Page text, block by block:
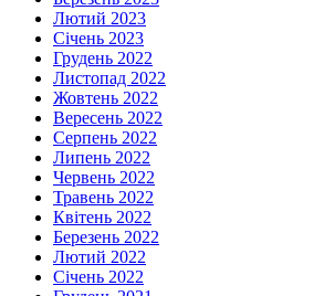
Лютий 2023
Січень 2023
Грудень 2022
Листопад 2022
Жовтень 2022
Вересень 2022
Серпень 2022
Липень 2022
Червень 2022
Травень 2022
Квітень 2022
Березень 2022
Лютий 2022
Січень 2022